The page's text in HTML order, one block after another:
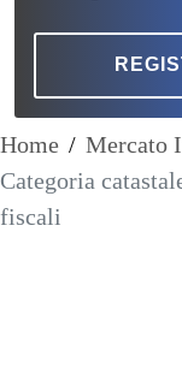
Home / Mercato
Categoria
fiscali